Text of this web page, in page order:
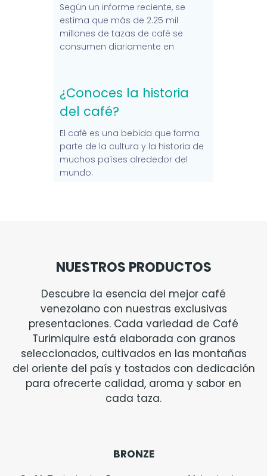
Según un informe reciente, se
estima que más de 2.25 mil
millones de tazas de café se
consumen diariamente en
¿Conoces la historia
del café?
El café es una bebida que forma
parte de la cultura y la historia de
muchos países alrededor del
mundo.
NUESTROS PRODUCTOS
Descubre la esencia del mejor café
venezolano con nuestras exclusivas
presentaciones. Cada variedad de Café
Turimiquire está elaborada con granos
seleccionados, cultivados en las montañas
del oriente del país y tostados con dedicación
para ofrecerte calidad, aroma y sabor en
cada taza.
BRONZE